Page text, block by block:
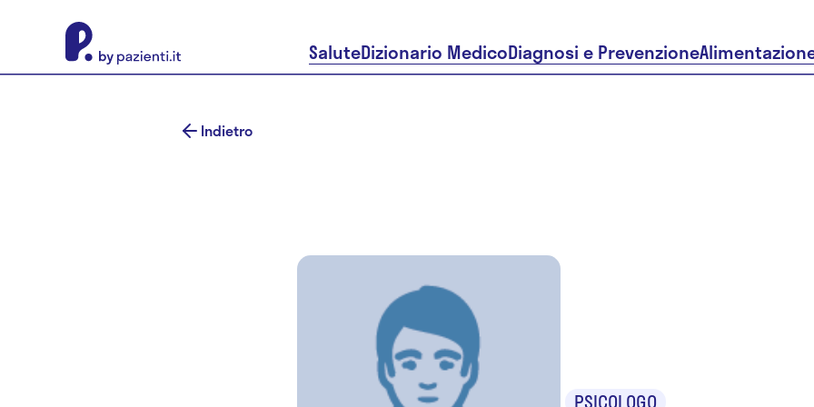
SaluteDizionario MedicoDiagnosi e Prevenzione
Indietro
PSICOLOGO